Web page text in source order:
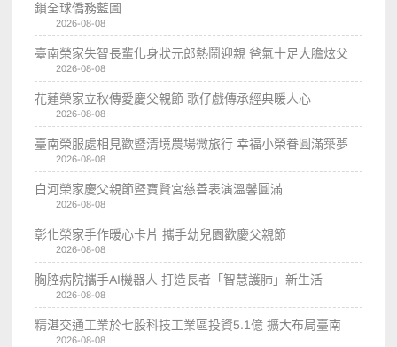
鎖全球僑務藍圖
2026-08-08
臺南榮家失智長輩化身狀元郎熱鬧迎親 爸氣十足大膽炫父
2026-08-08
花蓮榮家立秋傳愛慶父親節 歌仔戲傳承經典暖人心
2026-08-08
臺南榮服處相見歡暨清境農場微旅行 幸福小榮眷圓滿築夢
2026-08-08
白河榮家慶父親節暨寶賢宮慈善表演溫馨圓滿
2026-08-08
彰化榮家手作暖心卡片 攜手幼兒園歡慶父親節
2026-08-08
胸腔病院攜手AI機器人 打造長者「智慧護肺」新生活
2026-08-08
精湛交通工業於七股科技工業區投資5.1億 擴大布局臺南
2026-08-08